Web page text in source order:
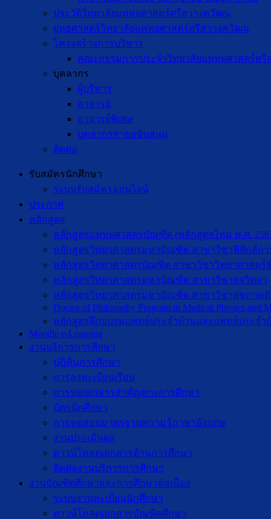
ประวัติวิทยาลัยแพทยศาสตร์ศรีสวางควัฒน
ยุทธศาสตร์วิทยาลัยแพทยศาสตร์ศรีสวางควัฒน
โครงสร้างการบริหาร
คณะกรรมการประจำวิทยาลัยแพทยศาสตร์ศรี
บุคลากร
ผู้บริหาร
อาจารย์
อาจารย์พิเศษ
บุคลากรสายสนับสนุน
ติดต่อ
รับสมัครนักศึกษา
ระบบรับสมัครออนไลน์
ประกาศ
หลักสูตร
หลักสูตรแพทยศาสตรบัณฑิต (หลักสูตรใหม่ พ.ศ.
หลักสูตรวิทยาศาสตรมหาบัณฑิต สาขาวิชาฟิสิกส์กา
หลักสูตรวิทยาศาสตรบัณฑิต สาขาวิชาวิทยาศาสตร์
หลักสูตรวิทยาศาสตรมหาบัณฑิต สาขาวิชาตจวิทยา
หลักสูตรวิทยาศาสตรมหาบัณฑิต สาขาวิชาสุขภาพดิ
Doctor of Philosophy Program in Medical Physics and
หลักสูตรฝึกอบรมแพทย์ประจำบ้านและแพทย์ประจำ
Moodle e-Learning
งานบริการการศึกษา
ปฎิทินการศึกษา
การลงทะเบียนเรียน
การขอเอกสารสำคัญทางการศึกษา
บัตรนักศึกษา
การทดสอบมาตรฐานความรู้ภาษาอังกฤษ
งานประเมินผล
ดาวน์โหลดเอกสารด้านการศึกษา
ติดต่องานบริการการศึกษา
งานบัณฑิตศึกษาเเละการศึกษาต่อเนื่อง
ระบบงานทะเบียนนักศึกษา
ดาวน์โหลดเอกสารบัณฑิตศึกษา